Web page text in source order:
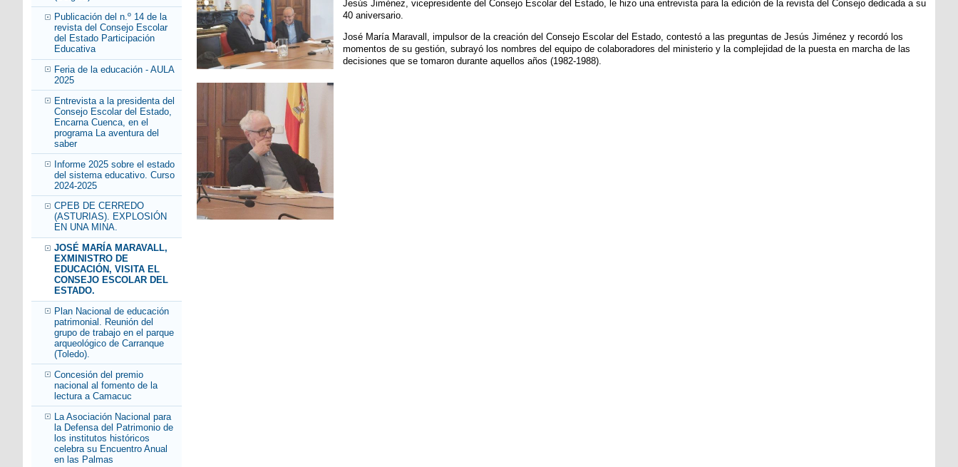
Publicación del n.º 14 de la
revista del Consejo Escolar
del Estado Participación
Educativa
Feria de la educación - AULA
2025
Entrevista a la presidenta del
Consejo Escolar del Estado,
Encarna Cuenca, en el
programa La aventura del
saber
Informe 2025 sobre el estado
del sistema educativo. Curso
2024-2025
CPEB DE CERREDO
(ASTURIAS). EXPLOSIÓN
EN UNA MINA.
JOSÉ MARÍA MARAVALL,
EXMINISTRO DE
EDUCACIÓN, VISITA EL
CONSEJO ESCOLAR DEL
ESTADO.
Plan Nacional de educación
patrimonial. Reunión del
grupo de trabajo en el parque
arqueológico de Carranque
(Toledo).
Concesión del premio
nacional al fomento de la
lectura a Camacuc
La Asociación Nacional para
la Defensa del Patrimonio de
los institutos históricos
celebra su Encuentro Anual
en las Palmas
Jesús Jiménez, vicepresidente del Consejo Escolar del Estado, le hizo una entrevista para la edición de la revista del Consejo dedicada a su
40 aniversario.
José María Maravall, impulsor de la creación del Consejo Escolar del Estado, contestó a las preguntas de Jesús Jiménez y recordó los
momentos de su gestión, subrayó los nombres del equipo de colaboradores del ministerio y la complejidad de la puesta en marcha de las
decisiones que se tomaron durante aquellos años (1982-1988).